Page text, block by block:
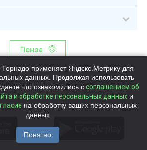
Пенза
- интернет-гипермаркет, осуществляющий сборку,
и доставку готовых наборов продуктов питания.
с ограниченной ответственностью «Торнадо» (ОГРН
ИНН/КПП 5837047684/583701001, юр. адрес:
Россия, Пензенская обл., г. Пенза, ул.Бийская, д.1Г, оф.17)
+78003339713
Торнадо применяет Яндекс.Метрику для
данных. Продолжая использовать
что ознакомились с соглашением об
и обработке персональных данныхи
на обработку ваших персональных
данных
Понятно